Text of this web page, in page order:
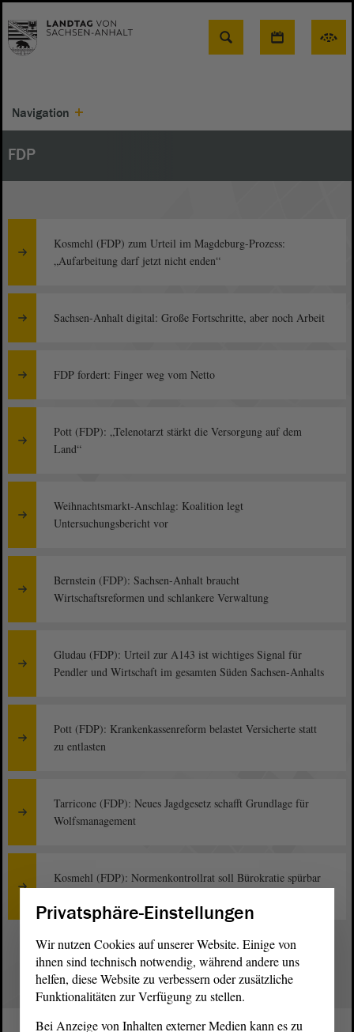
Suche
Navigation
FDP
Kosmehl (FDP) zum Urteil im Magdeburg-Prozess:
„Aufarbeitung darf jetzt nicht enden“
Sachsen-Anhalt digital: Große Fortschritte, aber noch Arbeit
FDP fordert: Finger weg vom Netto
Pott (FDP): „Telenotarzt stärkt die Versorgung auf dem
Land“
Weihnachtsmarkt-Anschlag: Koalition legt
Untersuchungsbericht vor
Bernstein (FDP): Sachsen-Anhalt braucht
Wirtschaftsreformen und schlankere Verwaltung
Gludau (FDP): Urteil zur A143 ist wichtiges Signal für
Pendler und Wirtschaft im gesamten Süden Sachsen-Anhalts
Pott (FDP): Krankenkassenreform belastet Versicherte statt
zu entlasten
Tarricone (FDP): Neues Jagdgesetz schafft Grundlage für
Wolfsmanagement
Kosmehl (FDP): Normenkontrollrat soll Bürokratie spürbar
1
Privatsphäre-Einstellungen
Wir nutzen Cookies auf unserer Website. Einige von
ihnen sind technisch notwendig, während andere uns
helfen, diese Website zu verbessern oder zusätzliche
Funktionalitäten zur Verfügung zu stellen.
Bei Anzeige von Inhalten externer Medien kann es zu